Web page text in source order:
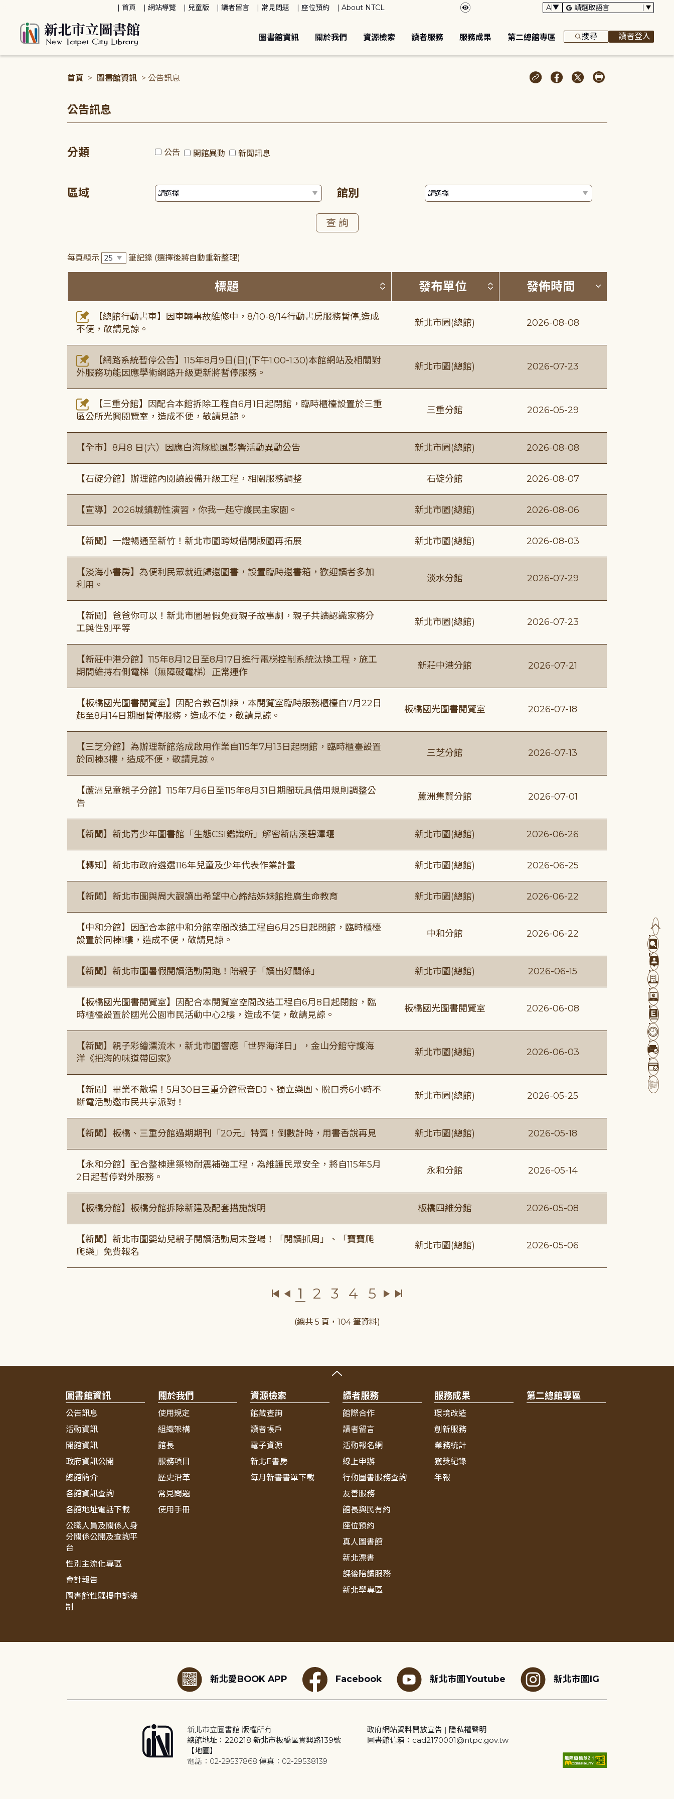
首頁 網站導覽 兒童版 讀者留言 常見問題 座位預約 About NTCL
圖書館資訊 關於我們 資源檢索 讀者服務 服務成果 第二總館專區 搜尋 讀者登入
首頁 > 圖書館資訊 > 公告訊息
公告訊息
分類 公告 開館異動 新聞訊息
區域 館別
每頁顯示 筆記錄 (選擇後將自動重新整理)
標題 按標題排序 (升降冪)
發布單位 按發布單位排序 (升降冪)
發佈時間 按發佈時間
【總館行動書車】因車輛事故維修中，8/10-8/14行動書房服務暫停,造成
不便，敬請見諒。
新北市圖(總館) 2026-08-08
【網路系統暫停公告】115年8月9日(日)(下午1:00-1:30)本館網站及相關對
外服務功能因應學術網路升級更新將暫停服務。
新北市圖(總館) 2026-07-23
【三重分館】因配合本館拆除工程自6月1日起閉館，臨時櫃檯設置於三重
區公所光興閱覽室，造成不便，敬請見諒。
三重分館 2026-05-29
【全市】8月8 日(六）因應白海豚颱風影響活動異動公告 新北市圖(總館) 2026-08-08
【石碇分館】辦理館內閱讀設備升級工程，相關服務調整 石碇分館 2026-08-07
【宣導】2026城鎮韌性演習，你我一起守護民主家園。 新北市圖(總館) 2026-08-06
【新聞】一證暢通至新竹！新北市圖跨域借閱版圖再拓展 新北市圖(總館) 2026-08-03
【淡海小書房】為便利民眾就近歸還圖書，設置臨時還書箱，歡迎讀者多加
利用。
淡水分館 2026-07-29
【新聞】爸爸你可以！新北市圖暑假免費親子故事劇，親子共讀認識家務分
工與性別平等
新北市圖(總館) 2026-07-23
【新莊中港分館】115年8月12日至8月17日進行電梯控制系統汰換工程，施工
期間維持右側電梯（無障礙電梯）正常運作
新莊中港分館 2026-07-21
【板橋國光圖書閱覽室】因配合教召訓練，本閱覽室臨時服務櫃檯自7月22日
起至8月14日期間暫停服務，造成不便，敬請見諒。
板橋國光圖書閱覽室 2026-07-18
【三芝分館】為辦理新館落成啟用作業自115年7月13日起閉館，臨時櫃臺設置
於同棟3樓，造成不便，敬請見諒。
三芝分館 2026-07-13
【蘆洲兒童親子分館】115年7月6日至115年8月31日期間玩具借用規則調整公
告
蘆洲集賢分館 2026-07-01
【新聞】新北青少年圖書館「生態CSI鑑識所」解密新店溪碧潭堰 新北市圖(總館) 2026-06-26
【轉知】新北市政府遴選116年兒童及少年代表作業計畫 新北市圖(總館) 2026-06-25
【新聞】新北市圖與周大觀讀出希望中心締結姊妹館推廣生命教育 新北市圖(總館) 2026-06-22
【中和分館】因配合本館中和分館空間改造工程自6月25日起閉館，臨時櫃檯
設置於同棟1樓，造成不便，敬請見諒。
中和分館 2026-06-22
【新聞】新北市圖暑假閱讀活動開跑！陪親子「讀出好關係」 新北市圖(總館) 2026-06-15
【板橋國光圖書閱覽室】因配合本閱覽室空間改造工程自6月8日起閉館，臨
時櫃檯設置於國光公園市民活動中心2樓，造成不便，敬請見諒。
板橋國光圖書閱覽室 2026-06-08
【新聞】親子彩繪漂流木，新北市圖響應「世界海洋日」，金山分館守護海
洋《把海的味道帶回家》
新北市圖(總館) 2026-06-03
【新聞】畢業不散場！5月30日三重分館電音DJ、獨立樂團、脫口秀6小時不
斷電活動邀市民共享派對！
新北市圖(總館) 2026-05-25
【新聞】板橋、三重分館過期期刊「20元」特賣！倒數計時，用書香說再見 新北市圖(總館) 2026-05-18
【永和分館】配合整棟建築物耐震補強工程，為維護民眾安全，將自115年5月
2日起暫停對外服務。
永和分館 2026-05-14
【板橋分館】板橋分館拆除新建及配套措施說明 板橋四維分館 2026-05-08
【新聞】新北市圖嬰幼兒親子閱讀活動周末登場！「閱讀抓周」、「寶寶爬
爬樂」免費報名
新北市圖(總館) 2026-05-06
1 2 3 4 5
(總共 5 頁，104 筆資料)
圖書館資訊
公告訊息
活動資訊
開館資訊
政府資訊公開
總館簡介
各館資訊查詢
各館地址電話下載
公職人員及關係人身
分關係公開及查詢平
台
性別主流化專區
會計報告
圖書館性騷擾申訴機
制
關於我們
使用規定
組織架構
館長
服務項目
歷史沿革
常見問題
使用手冊
資源檢索
館藏查詢
讀者帳戶
電子資源
新北E書房
每月新書書單下載
讀者服務
館際合作
讀者留言
活動報名網
線上申辦
行動圖書服務查詢
友善服務
館長與民有約
座位預約
真人圖書館
新北漂書
課後陪讀服務
新北學專區
服務成果
環境改造
創新服務
業務統計
獲獎紀錄
年報
第二總館專區
新北愛BOOK APP Facebook 新北市圖Youtube 新北市圖IG
新北市立圖書館 版權所有
總館地址：220218 新北市板橋區貴興路139號
【地圖】
電話：02-29537868 傳真：02-29538139
政府網站資料開放宣告 | 隱私權聲明
圖書館信箱：cad2170001@ntpc.gov.tw